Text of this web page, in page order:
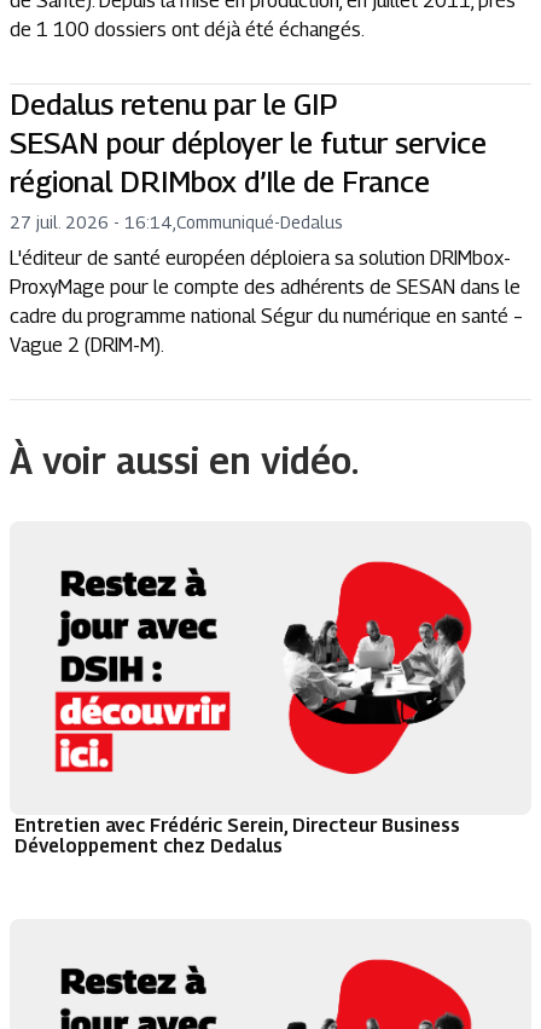
de 1 100 dossiers ont déjà été échangés.
Dedalus retenu par le GIP
SESAN pour déployer le futur service
régional DRIMbox d’Ile de France
27 juil. 2026 - 16:14 Communiqué-Dedalus
L'éditeur de santé européen déploiera sa solution DRIMbox-
ProxyMage pour le compte des adhérents de SESAN dans le
cadre du programme national Ségur du numérique en santé –
Vague 2 (DRIM-M).
À voir aussi en vidéo.
Entretien avec Frédéric Serein, Directeur Business
Développement chez Dedalus